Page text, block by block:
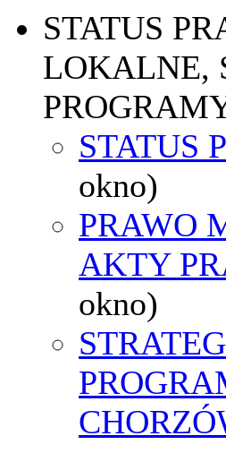
STATUS
LOKALNE,
STATUS
okno)
PRAWO
AKTY
okno)